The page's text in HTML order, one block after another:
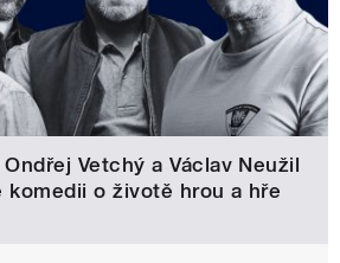
Vetchý a Václav Neužil
komedii o životě hrou a hře